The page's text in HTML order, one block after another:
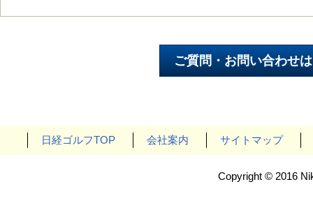
日経ゴルフTOP 会社案内 サイトマップ
Copyright © 2016